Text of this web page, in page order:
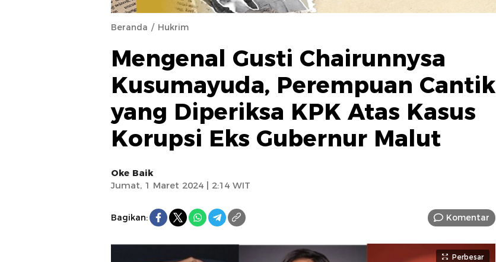
Beranda Hukrim
Mengenal Gusti Chairunnysa
Kusumayuda, Perempuan Cantik
yang Diperiksa KPK Atas Kasus
Korupsi Eks Gubernur Malut
Oke Baik
Jumat, 1 Maret 2024 | 2:14 WIT
Bagikan: Komentar
Perbesar